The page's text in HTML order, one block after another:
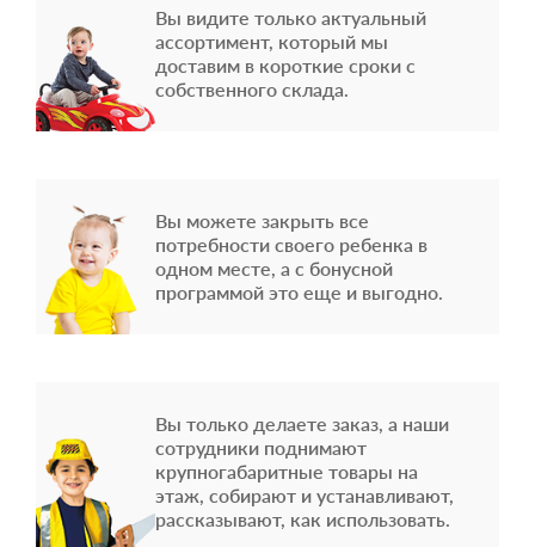
Вы видите только актуальный
ассортимент, который мы
доставим в короткие сроки с
собственного склада.
Вы можете закрыть все
потребности своего ребенка в
одном месте, а с бонусной
программой это еще и выгодно.
Вы только делаете заказ, а наши
сотрудники поднимают
крупногабаритные товары на
этаж, собирают и устанавливают,
рассказывают, как использовать.